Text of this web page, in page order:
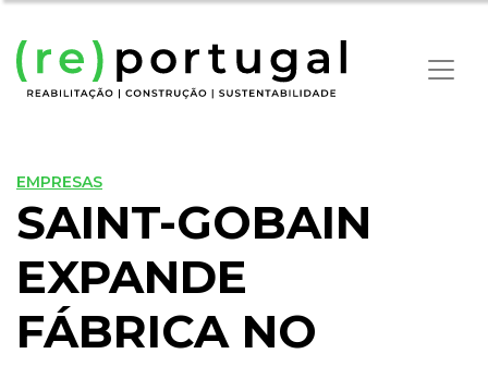
EMPRESAS
SAINT-GOBAIN
EXPANDE
FÁBRICA NO